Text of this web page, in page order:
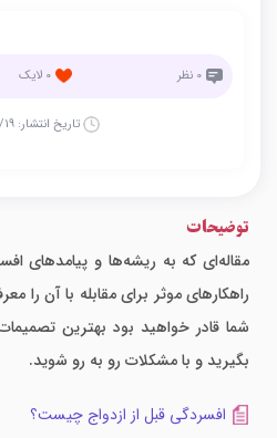
0 نظر 0 لایک
تاریخ انتشار:
توضیحات
مقاله‌ای که به ریشه‌ها و پیامدهای
راهکارهای موثر برای مقابله با آن را
شما قادر خواهید بود بهترین
بگیرید و با مشکلات رو به رو شوید.
افسردگی قبل از ازدواج چیست؟